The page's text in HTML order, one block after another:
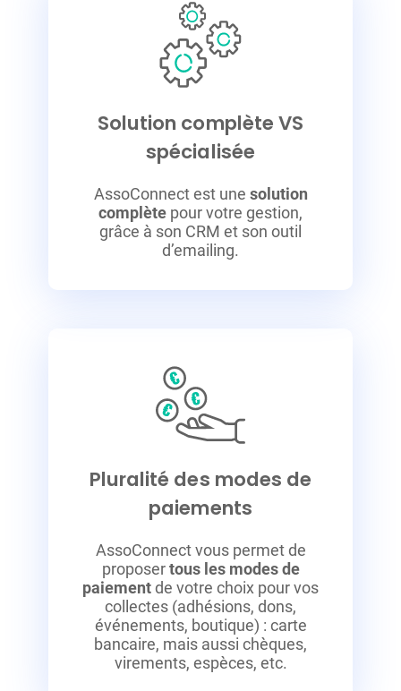
Solution complète VS
spécialisée
AssoConnect est une solution
complète pour votre gestion,
grâce à son CRM et son outil
d’emailing.
Pluralité des modes de
paiements
AssoConnect vous permet de
proposer tous les modes de
paiementde votre choix pour vos
collectes (adhésions, dons,
événements, boutique) : carte
bancaire, mais aussi chèques,
virements, espèces, etc.